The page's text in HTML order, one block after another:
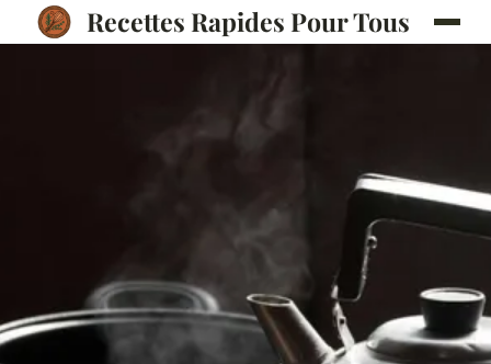
Recettes Rapides Pour Tous